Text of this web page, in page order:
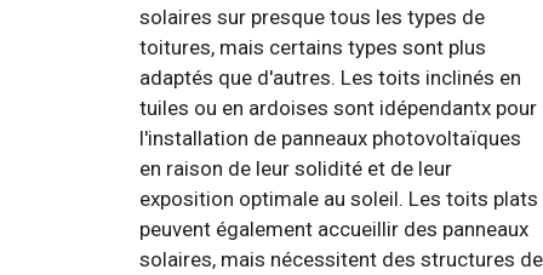
solaires sur presque tous les types de
toitures, mais certains types sont plus
adaptés que d'autres. Les toits inclinés en
tuiles ou en ardoises sont idépendantx pour
l'installation de panneaux photovoltaïques
en raison de leur solidité et de leur
exposition optimale au soleil. Les toits plats
peuvent également accueillir des panneaux
solaires, mais nécessitent des structures de